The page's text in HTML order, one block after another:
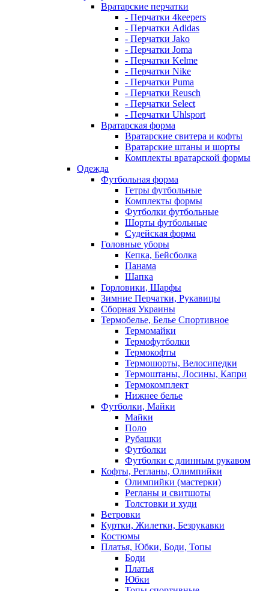
Вратарские перчатки
- Перчатки 4keepers
- Перчатки Adidas
- Перчатки Jako
- Перчатки Joma
- Перчатки Kelme
- Перчатки Nike
- Перчатки Puma
- Перчатки Reusch
- Перчатки Select
- Перчатки Uhlsport
Вратарская форма
Вратарские свитера и кофты
Вратарские штаны и шорты
Комплекты вратарской формы
Одежда
Футбольная форма
Гетры футбольные
Комплекты формы
Футболки футбольные
Шорты футбольные
Судейская форма
Головные уборы
Кепка, Бейсболка
Панама
Шапка
Горловики, Шарфы
Зимние Перчатки, Рукавицы
Сборная Украины
Термобелье, Белье Спортивное
Термомайки
Термофутболки
Термокофты
Термошорты, Велосипедки
Термоштаны, Лосины, Капри
Термокомплект
Нижнее белье
Футболки, Майки
Майки
Поло
Рубашки
Футболки
Футболки с длинным рукавом
Кофты, Регланы, Олимпийки
Олимпийки (мастерки)
Регланы и свитшоты
Толстовки и худи
Ветровки
Куртки, Жилетки, Безрукавки
Костюмы
Платья, Юбки, Боди, Топы
Боди
Платья
Юбки